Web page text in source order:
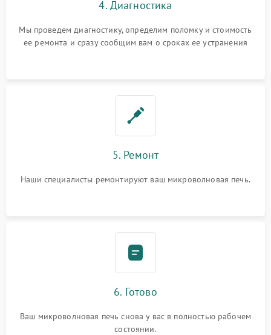
4. Диагностика
Мы проведем диагностику, определим поломку и стоимость
ее ремонта и сразу сообщим вам о сроках ее устранения
5. Ремонт
Наши специалисты ремонтируют ваш микроволновая печь.
6. Готово
Ваш микроволновая печь снова у вас в полностью рабочем
состоянии.